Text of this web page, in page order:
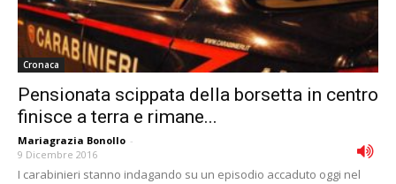
Cronaca
Pensionata scippata della borsetta in centro
finisce a terra e rimane...
Mariagrazia Bonollo -
9 Dicembre 2016
I carabinieri stanno indagando su un episodio accaduto oggi nel